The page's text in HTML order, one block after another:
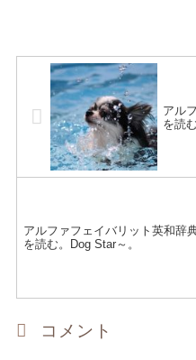
アル
を読
アルファフェイバリット英和辞
を読む。Dog Star～。
コメント